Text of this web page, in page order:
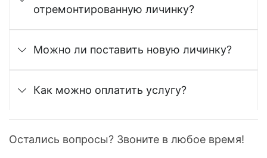
отремонтированную личинку?
Можно ли поставить новую личинку?
Как можно оплатить услугу?
Остались вопросы? Звоните в любое время!